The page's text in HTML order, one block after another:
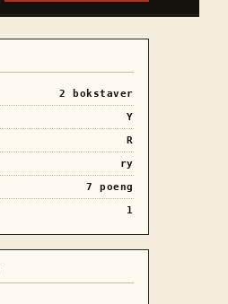
2
bokstaver
Y
R
ry
7
poeng
1